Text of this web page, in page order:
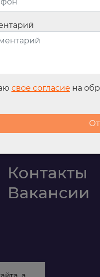
Контакты
Вакансии
свое согласие на